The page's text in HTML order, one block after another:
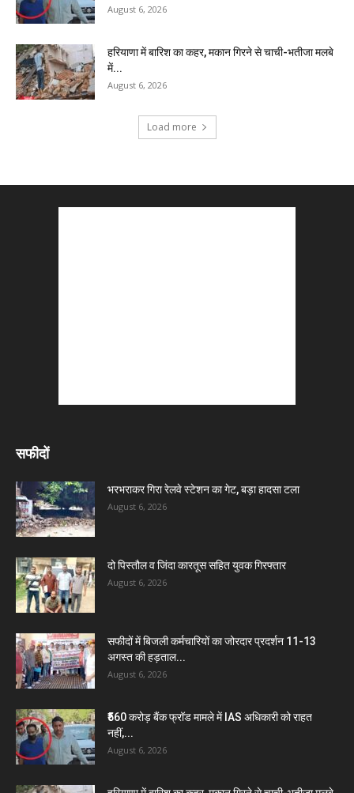
August 6, 2026
हरियाणा में बारिश का कहर, मकान गिरने से चाची-भतीजा मलबे
में...
August 6, 2026
Load more
सफीदों
भरभराकर गिरा रेलवे स्टेशन का गेट, बड़ा हादसा टला
August 6, 2026
दो पिस्तौल व जिंदा कारतूस सहित युवक गिरफ्तार
August 6, 2026
सफीदों में बिजली कर्मचारियों का जोरदार प्रदर्शन 11-13
अगस्त की हड़ताल...
August 6, 2026
₹560 करोड़ बैंक फ्रॉड मामले में IAS अधिकारी को राहत
नहीं,...
August 6, 2026